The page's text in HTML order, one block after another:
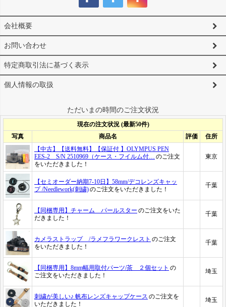
会社概要
お問い合わせ
特定商取引法に基づく表示
個人情報の取扱
ただいまの時間のご注文状況